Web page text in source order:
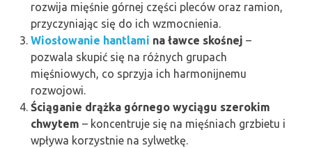
rozwija mięśnie górnej części pleców oraz ramion,
przyczyniając się do ich wzmocnienia.
Wiosłowanie hantlami na ławce skośnej –
pozwala skupić się na różnych grupach
mięśniowych, co sprzyja ich harmonijnemu
rozwojowi.
Ściąganie drążka górnego wyciągu szerokim
chwytem – koncentruje się na mięśniach grzbietu i
wpływa korzystnie na sylwetkę.